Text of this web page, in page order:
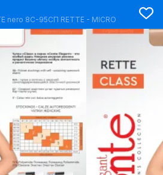
nero 8С-95СП RETTE - MICRO